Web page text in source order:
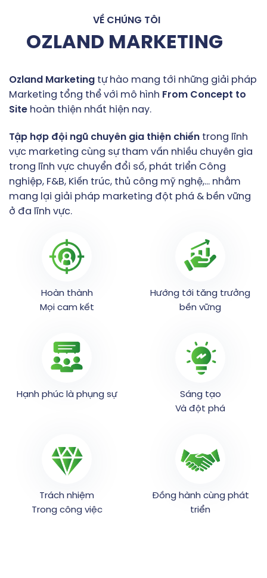
VỀ CHÚNG TÔI
OZLAND MARKETING
Ozland Marketing tự hào mang tới những giải pháp
Marketing tổng thể với mô hình From Concept to
Site hoàn thiện nhất hiện nay.
Tập hợp đội ngũ chuyên gia thiện chiến trong lĩnh
vực marketing cùng sự tham vấn nhiều chuyên gia
trong lĩnh vực chuyển đổi số, phát triển Công
nghiệp, F&B, Kiến trúc, thủ công mỹ nghệ,… nhằm
mang lại giải pháp marketing đột phá & bền vững
ở đa lĩnh vực.
Hoàn thành
Mọi cam kết
Hướng tới tăng trưởng
bền vững
Hạnh phúc là phụng sự
Sáng tạo
Và đột phá
Trách nhiệm
Trong công việc
Đồng hành cùng phát
triển